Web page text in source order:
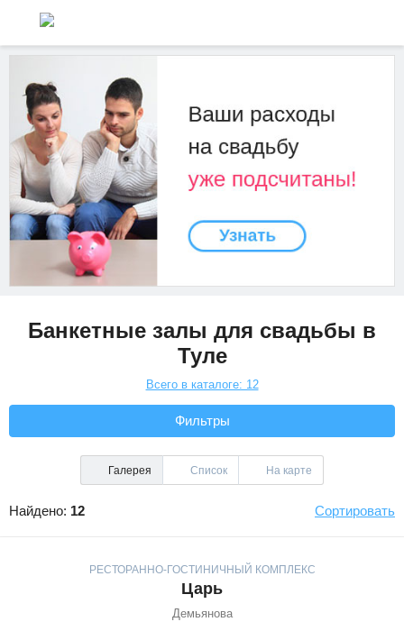
Банкетные залы для свадьбы в
Туле
Всего в каталоге: 12
Фильтры
Галерея Список На карте
Найдено: 12 Сортировать
РЕСТОРАННО-ГОСТИНИЧНЫЙ КОМПЛЕКС
Царь
Демьянова